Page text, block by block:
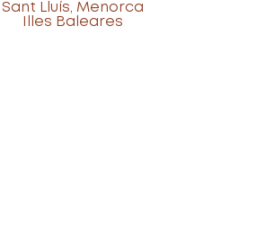
Sant Lluís, Menorca
Illes Baleares